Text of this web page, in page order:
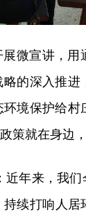
微宣讲，用
的深入推进
环境保护给
策就在身边
年来，我
续打响人居